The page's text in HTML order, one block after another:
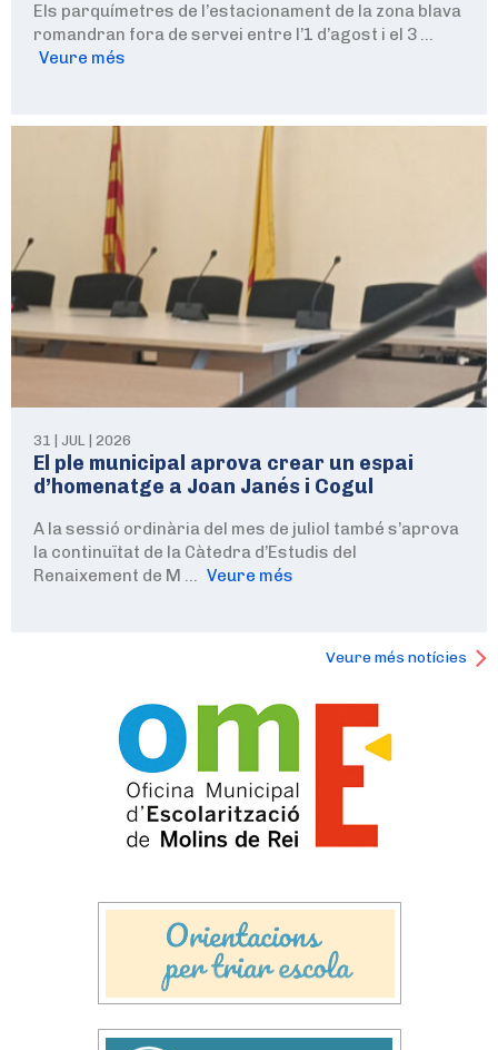
Els parquímetres de l’estacionament de la zona blava
romandran fora de servei entre l’1 d’agost i el 3 …
Veure més
31 | JUL | 2026
El ple municipal aprova crear un espai
d’homenatge a Joan Janés i Cogul
A la sessió ordinària del mes de juliol també s’aprova
la continuïtat de la Càtedra d’Estudis del
Renaixement de M …
Veure més
Veure més notícies